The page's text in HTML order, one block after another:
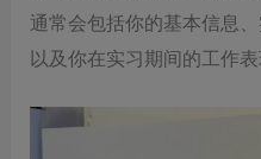
通常会包括你的基本信息
以及你在实习期间的工作表